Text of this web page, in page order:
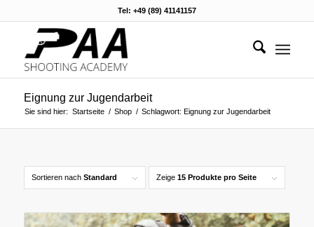
Tel: +49 (89) 41141157
Eignung zur Jugendarbeit
Sie sind hier: Startseite / Shop / Schlagwort: Eignung zur Jugendarbeit
Sortieren nach Standard Zeige 15 Produkte pro Seite